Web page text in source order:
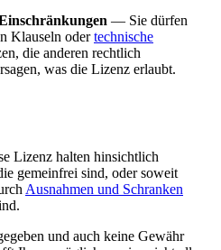
— Sie dürfen
Klauseln odertechnische
die anderen rechtlich
was die Lizenz erlaubt.
Lizenz halten hinsichtlich
gemeinfrei sind, oder soweit
Ausnahmen und Schranken
und auch keine Gewähr